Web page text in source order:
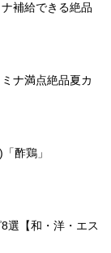
補給できる絶品
ナ満点絶品夏カ
酢鶏」
選【和・洋・エス